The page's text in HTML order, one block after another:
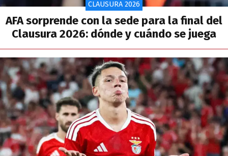
CLAUSURA 2026
AFA sorprende con la sede para la final del
Clausura 2026: dónde y cuándo se juega